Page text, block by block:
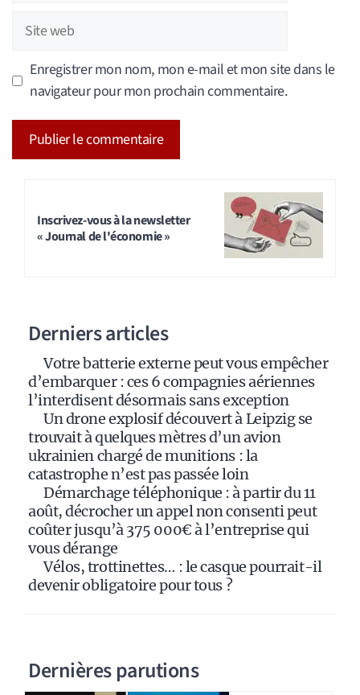
Site
Enregistrer mon nom, mon e-mail et mon site dans le
navigateur pour mon prochain commentaire.
Inscrivez-vous à la newsletter
« Journal de l'économie »
Derniers articles
Votre batterie externe peut vous empêcher
d’embarquer : ces 6 compagnies aériennes
l’interdisent désormais sans exception
Un drone explosif découvert à Leipzig se
trouvait à quelques mètres d’un avion
ukrainien chargé de munitions : la
catastrophe n’est pas passée loin
Démarchage téléphonique : à partir du 11
août, décrocher un appel non consenti peut
coûter jusqu’à 375 000€ à l’entreprise qui
vous dérange
Vélos, trottinettes… : le casque pourrait-il
devenir obligatoire pour tous ?
Dernières parutions